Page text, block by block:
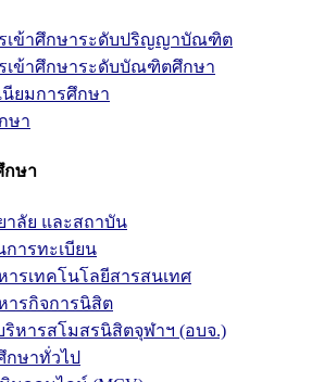
เข้าศึกษาระดับปริญญาบัณฑิต
เข้าศึกษาระดับบัณฑิตศึกษา
นียมการศึกษา
ษา
กษา
ลัย และสถาบัน
การทะเบียน
ารเทคโนโลยีสารสนเทศ
ารกิจการนิสิต
ริหารสโมสรนิสิตจุฬาฯ (อบจ.)
กษาทั่วไป